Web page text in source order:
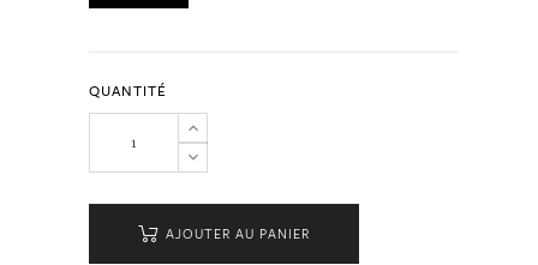
QUANTITÉ
AJOUTER AU PANIER